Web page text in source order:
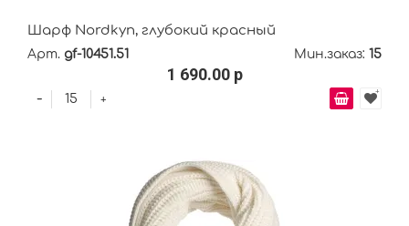
Шарф Nordkyn, глубокий красный
Арт. gf-10451.51 Мин.заказ: 15
1 690.00 р
+
-